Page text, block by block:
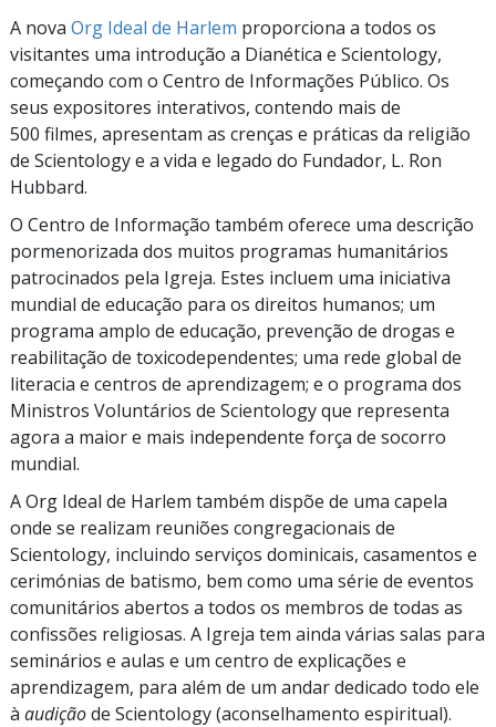
A nova Org Ideal de Harlem proporciona a todos os
visitantes uma introdução a Dianética e Scientology,
começando com o Centro de Informações Público. Os
seus expositores interativos, contendo mais de
500 filmes, apresentam as crenças e práticas da religião
de Scientology e a vida e legado do Fundador, L. Ron
Hubbard.
O Centro de Informação também oferece uma descrição
pormenorizada dos muitos programas humanitários
patrocinados pela Igreja. Estes incluem uma iniciativa
mundial de educação para os direitos humanos; um
programa amplo de educação, prevenção de drogas e
reabilitação de toxicodependentes; uma rede global de
literacia e centros de aprendizagem; e o programa dos
Ministros Voluntários de Scientology que representa
agora a maior e mais independente força de socorro
mundial.
A Org Ideal de Harlem também dispõe de uma capela
onde se realizam reuniões congregacionais de
Scientology, incluindo serviços dominicais, casamentos e
cerimónias de batismo, bem como uma série de eventos
comunitários abertos a todos os membros de todas as
confissões religiosas. A Igreja tem ainda várias salas para
seminários e aulas e um centro de explicações e
aprendizagem, para além de um andar dedicado todo ele
à audiçãode Scientology (aconselhamento espiritual).